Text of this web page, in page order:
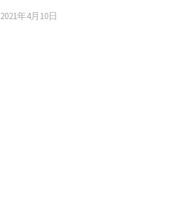
2021年4月10日